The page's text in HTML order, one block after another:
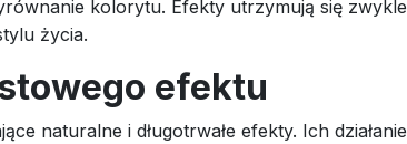
kolorytu. Efekty utrzymują się zwykle
życia.
efektu
naturalne i długotrwałe efekty. Ich działanie